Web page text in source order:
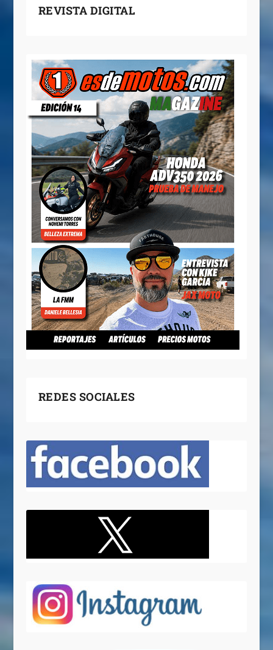
REVISTA DIGITAL
REDES SOCIALES